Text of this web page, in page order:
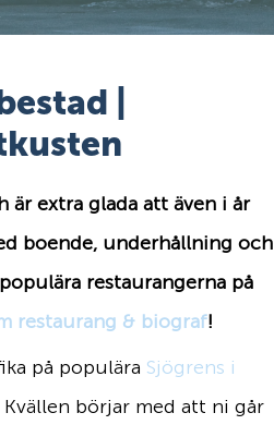
|
extra glada att även i år
boende, underhållning och
restaurangerna på
restaurang & biograf!
på populära Sjögrens i
Kvällen börjar med att ni går